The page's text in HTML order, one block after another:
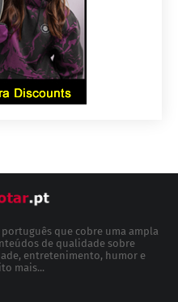
que cobre uma ampla
de qualidade sobre
entretenimento, humor e
mais...